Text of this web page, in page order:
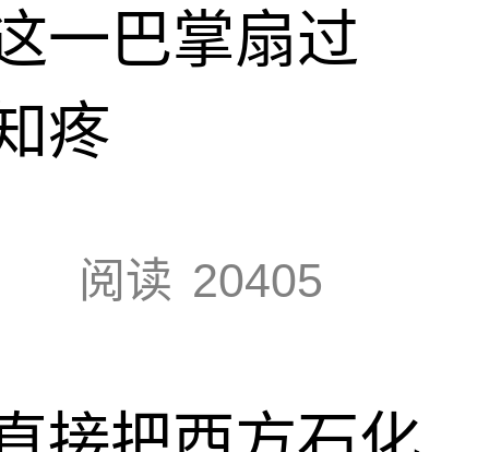
一巴掌扇过
疼
阅读 20405